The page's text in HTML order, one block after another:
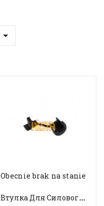

Obecnie brak na stanie
В
Тулка Для Силового Кабеля Для...